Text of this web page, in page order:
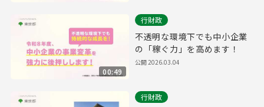
00:49
行財政
不透明な環境下でも中小企業
の「稼ぐ力」を高めます！
公開2026.03.04
行財政